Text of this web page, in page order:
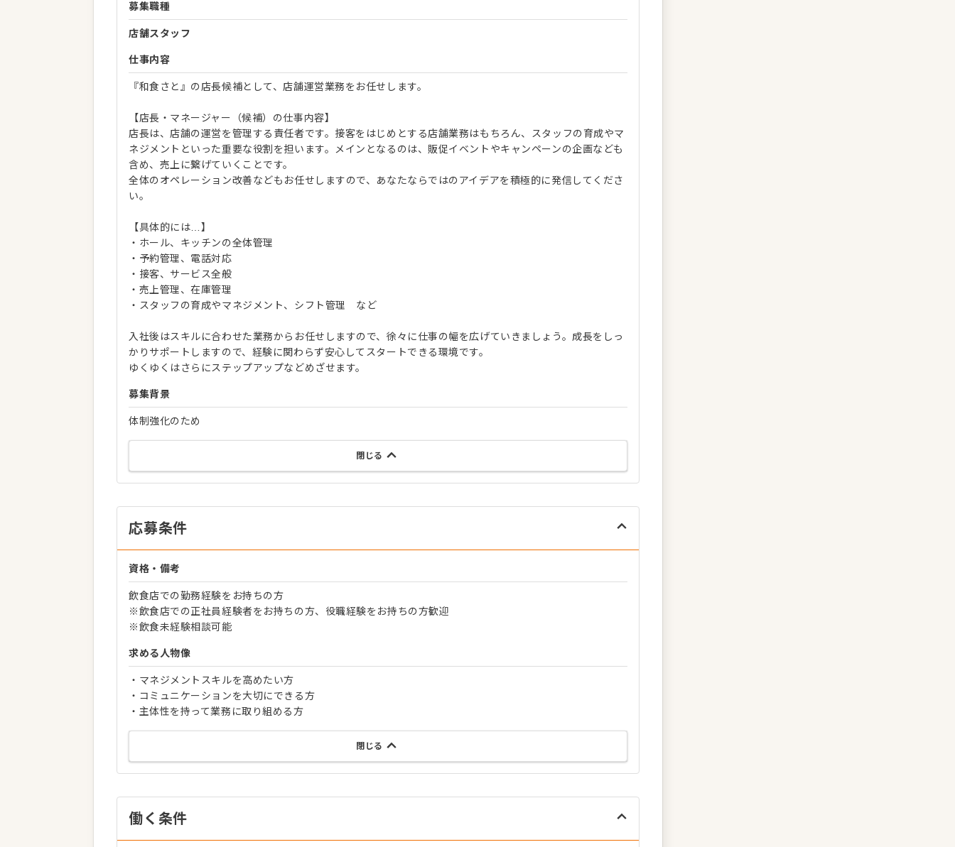
募集職種
店舗スタッフ
仕事内容
『和食さと』の店長候補として、店舗運営業務をお任せします。
【店長・マネージャー（候補）の仕事内容】
店長は、店舗の運営を管理する責任者です。接客をはじめとする店舗業務はもちろん、スタッフの育成やマ
ネジメントといった重要な役割を担います。メインとなるのは、販促イベントやキャンペーンの企画なども
含め、売上に繋げていくことです。
全体のオペレーション改善などもお任せしますので、あなたならではのアイデアを積極的に発信してくださ
い。
【具体的には…】
・ホール、キッチンの全体管理
・予約管理、電話対応
・接客、サービス全般
・売上管理、在庫管理
・スタッフの育成やマネジメント、シフト管理 など
入社後はスキルに合わせた業務からお任せしますので、徐々に仕事の幅を広げていきましょう。成長をしっ
かりサポートしますので、経験に関わらず安心してスタートできる環境です。
ゆくゆくはさらにステップアップなどめざせます。
募集背景
体制強化のため
閉じる
応募条件
資格・備考
飲食店での勤務経験をお持ちの方
※飲食店での正社員経験者をお持ちの方、役職経験をお持ちの方歓迎
※飲食未経験相談可能
求める人物像
・マネジメントスキルを高めたい方
・コミュニケーションを大切にできる方
・主体性を持って業務に取り組める方
閉じる
働く条件